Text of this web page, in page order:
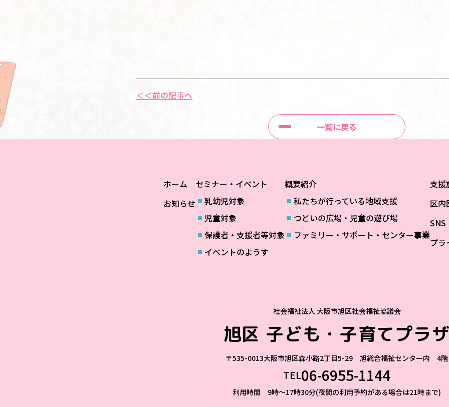
＜＜前の記事へ
一覧に戻る
ホーム
お知らせ
セミナー・イベント
乳幼児対象
児童対象
保護者・支援者等対象
イベントのようす
概要紹介
私たちが行っている地域支援
つどいの広場・児童の遊び場
ファミリー・サポート・センター事業
支援
区内
SNS
プラ
社会福祉法人 大阪市旭区社会福祉協議会
旭区 子ども・子育てプラ
〒535-0013大阪市旭区森小路2丁目5-29 旭総合福祉センター内 4階
TEL06-6955-1144
利用時間 9時～17時30分(夜間の利用予約がある場合は21時まで)